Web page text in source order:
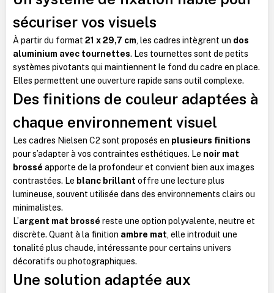
sécuriser vos visuels
À partir du format 21 x 29,7 cm, les cadres intègrent un dos
aluminium avec tournettes. Les tournettes sont de petits
systèmes pivotants qui maintiennent le fond du cadre en place.
Elles permettent une ouverture rapide sans outil complexe.
Des finitions de couleur adaptées à
chaque environnement visuel
Les cadres Nielsen C2 sont proposés en plusieurs finitions
pour s’adapter à vos contraintes esthétiques. Le noir mat
brossé apporte de la profondeur et convient bien aux images
contrastées. Le blanc brillant offre une lecture plus
lumineuse, souvent utilisée dans des environnements clairs ou
minimalistes.
L’argent mat brossé reste une option polyvalente, neutre et
discrète. Quant à la finition ambre mat, elle introduit une
tonalité plus chaude, intéressante pour certains univers
décoratifs ou photographiques.
Une solution adaptée aux